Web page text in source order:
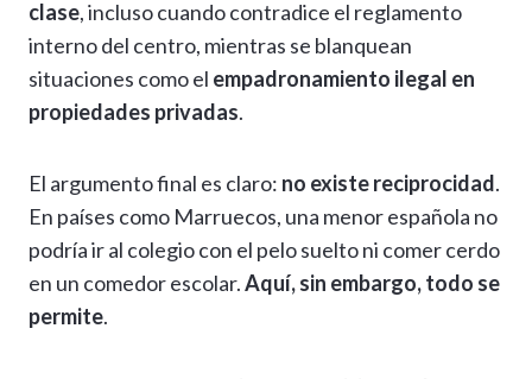
clase, incluso cuando contradice el reglamento
interno del centro, mientras se blanquean
situaciones como el empadronamiento ilegal en
propiedades privadas.
El argumento final es claro: no existe reciprocidad.
En países como Marruecos, una menor española no
podría ir al colegio con el pelo suelto ni comer cerdo
en un comedor escolar.Aquí, sin embargo, todo se
permite.